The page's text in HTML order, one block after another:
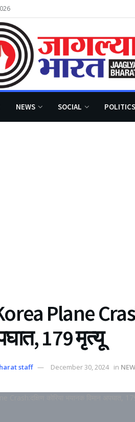
NEWS SOCIAL POLITICS
Plane
179 मृत्यू
staff December 30, 2024 in